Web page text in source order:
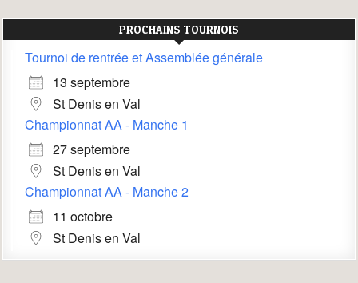
PROCHAINS TOURNOIS
Tournoi de rentrée et Assemblée générale
13 septembre
St Denis en Val
Championnat AA - Manche 1
27 septembre
St Denis en Val
Championnat AA - Manche 2
11 octobre
St Denis en Val